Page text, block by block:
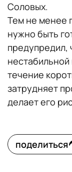
Соловых.
Тем не менее
нужно быть
предупредил,
нестабильной
течение
затрудняет
делает его
поделиться